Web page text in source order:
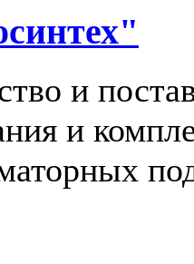
и
и